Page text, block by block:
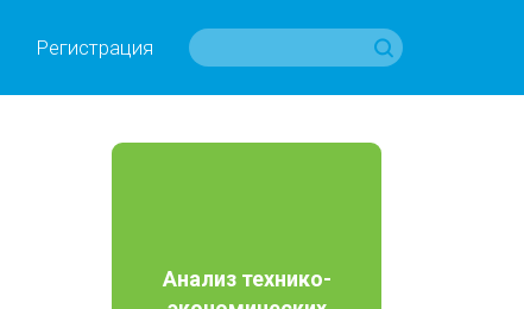
Регистрация
Анализ технико-